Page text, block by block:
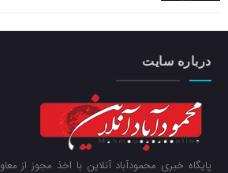
درباره سایت
پایگاه خبری محمودآباد آنلاین با اخذ مجوز از